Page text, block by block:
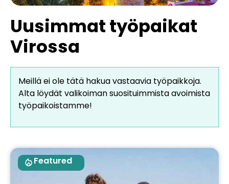
Uusimmat työpaikat
Virossa
Meillä ei ole tätä hakua vastaavia työpaikkoja.
Alta löydät valikoiman suosituimmista avoimista
työpaikoistamme!
Featured